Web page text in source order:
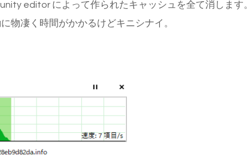
unity editor によって作られたキャッシュを全て消します。
物凄く時間がかかるけどキニシナイ。